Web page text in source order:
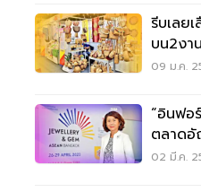
รีบเลย
บน2งา
09 ม.ค.
“อินฟอ
ตลาดอั
02 มี.ค.